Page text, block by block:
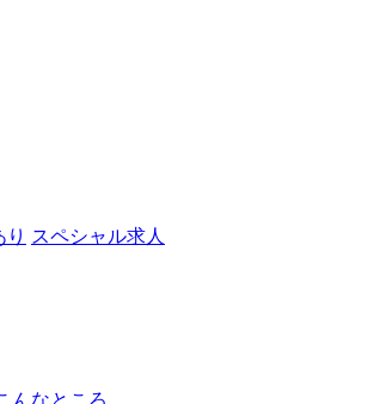
り スペシャル求人
んなところ